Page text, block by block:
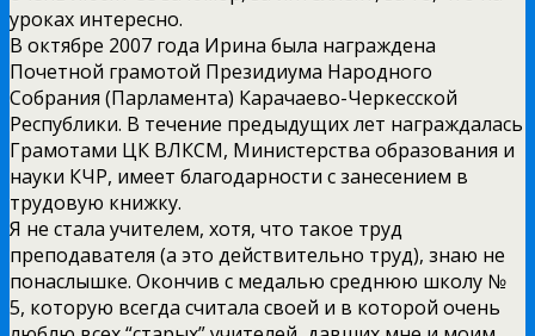
уроках интересно.
В октябре 2007 года Ирина была награждена
Почетной грамотой Президиума Народного
Собрания (Парламента) Карачаево-Черкесской
Республики. В течение предыдущих лет награждалась
Грамотами ЦК ВЛКСМ, Министерства образования и
науки КЧР, имеет благодарности с занесением в
трудовую книжку.
Я не стала учителем, хотя, что такое труд
преподавателя (а это действительно труд), знаю не
понаслышке. Окончив с медалью среднюю школу №
5, которую всегда считала своей и в которой очень